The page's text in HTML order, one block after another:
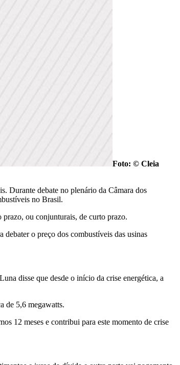
Foto: © Cleia
Durante debate no plenário da Câmara dos
no Brasil.
prazo, ou conjunturais, de curto prazo.
o preço dos combustíveis das usinas
disse que desde o início da crise energética, a
de 5,6 megawatts.
12 meses e contribui para este momento de crise